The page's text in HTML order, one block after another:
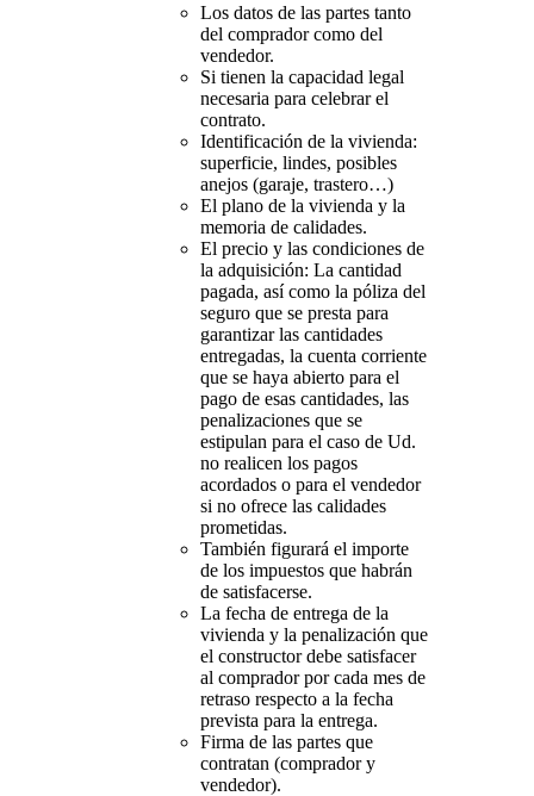
Los datos de las partes tanto
del comprador como del
vendedor.
Si tienen la capacidad legal
necesaria para celebrar el
contrato.
Identificación de la vivienda:
superficie, lindes, posibles
anejos (garaje, trastero…)
El plano de la vivienda y la
memoria de calidades.
El precio y las condiciones de
la adquisición: La cantidad
pagada, así como la póliza del
seguro que se presta para
garantizar las cantidades
entregadas, la cuenta corriente
que se haya abierto para el
pago de esas cantidades, las
penalizaciones que se
estipulan para el caso de Ud.
no realicen los pagos
acordados o para el vendedor
si no ofrece las calidades
prometidas.
También figurará el importe
de los impuestos que habrán
de satisfacerse.
La fecha de entrega de la
vivienda y la penalización que
el constructor debe satisfacer
al comprador por cada mes de
retraso respecto a la fecha
prevista para la entrega.
Firma de las partes que
contratan (comprador y
vendedor).